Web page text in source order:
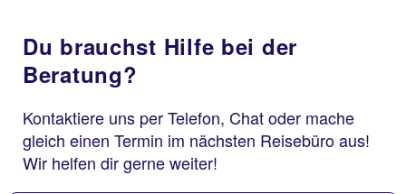
Du brauchst Hilfe bei der
Beratung?
Kontaktiere uns per Telefon, Chat oder mache
gleich einen Termin im nächsten Reisebüro aus!
Wir helfen dir gerne weiter!